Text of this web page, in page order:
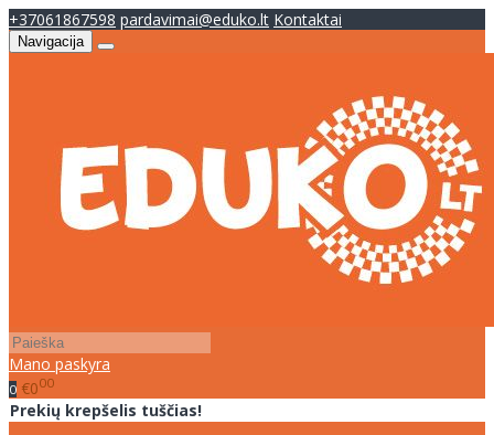
+37061867598 pardavimai@eduko.lt Kontaktai
Navigacija
Mano paskyra
0 €000
Prekių krepšelis tuščias!